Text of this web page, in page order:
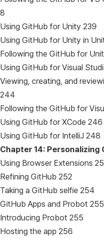
8
Using GitHub for Unity 239
Using GitHub for Unity in
Following the GitHub for
Using GitHub for Visual
Viewing, creating, and
244
Following the GitHub for
Using GitHub for XCode 246
Using GitHub for IntelliJ 248
Chapter 14: Personalizing
Using Browser Extensions
Refining GitHub 252
Taking a GitHub selfie 254
GitHub Apps and Probot 255
Introducing Probot 255
Hosting the app 256